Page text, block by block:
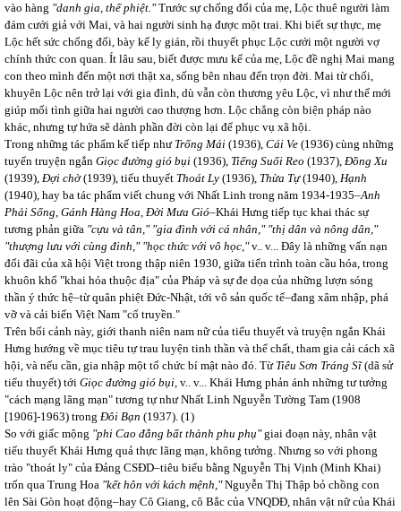
vào hàng "danh gia, thế phiệt."Trước sự chống đối của mẹ, Lộc thuê người làm
đám cưới giả với Mai, và hai người sinh hạ được một trai. Khi biết sự thực, mẹ
Lộc hết sức chống đối, bày kế ly gián, rồi thuyết phục Lộc cưới một người vợ
chính thức con quan. Ít lâu sau, biết được mưu kế của mẹ, Lộc đề nghị Mai mang
con theo mình đến một nơi thật xa, sống bên nhau đến trọn đời. Mai từ chối,
khuyên Lộc nên trở lại với gia đình, dù vẫn còn thương yêu Lộc, vì như thế mới
giúp mối tình giữa hai người cao thượng hơn. Lộc chẳng còn biện pháp nào
khác, nhưng tự hứa sẽ dành phần đời còn lại để phục vụ xã hội.
Trong những tác phẩm kế tiếp như Trống Mái (1936), Cái Ve (1936) cùng những
tuyển truyện ngắn Giọc đường gió bụi (1936), Tiếng Suối Reo (1937), Đồng Xu
(1939), Đợi chờ(1939), tiểu thuyết Thoát Ly (1936), Thừa Tự(1940), Hạnh
(1940), hay ba tác phẩm viết chung với Nhất Linh trong năm 1934-1935–Anh
Phải Sống, Gánh Hàng Hoa, Đời Mưa Gió–Khái Hưng tiếp tục khai thác sự
tương phản giữa "cựu và tân," "gia đình với cá nhân," "thị dân và nông dân,"
"thượng lưu với cùng đinh," "học thức với vô học,"v.. v... Đây là những vấn nạn
đối đãi của xã hội Việt trong thập niên 1930, giữa tiến trình toàn cầu hóa, trong
khuôn khổ "khai hóa thuộc địa" của Pháp và sự đe dọa của những lượn sóng
thần ý thức hệ–từ quân phiệt Đức-Nhật, tới vô sản quốc tế–đang xâm nhập, phá
vỡ và cải biến Việt Nam "cổ truyền."
Trên bối cảnh này, giới thanh niên nam nữ của tiểu thuyết và truyện ngắn Khái
Hưng hướng về mục tiêu tự trau luyện tinh thần và thể chất, tham gia cải cách xã
hội, và nếu cần, gia nhập một tổ chức bí mật nào đó. Từ Tiêu Sơn Tráng Sĩ(dã sử
tiểu thuyết) tới Giọc đường gió bụi, v.. v... Khái Hưng phản ánh những tư tưởng
"cách mạng lãng mạn" tương tự như Nhất Linh Nguyễn Tường Tam (1908
[1906]-1963) trong Đôi Bạn (1937). (1)
So với giấc mộng "phi Cao đẳng bất thành phu phụ"giai đoạn này, nhân vật
tiểu thuyết Khái Hưng quả thực lãng mạn, không tưởng. Nhưng so với phong
trào "thoát ly" của Đảng CSĐD–tiêu biểu bằng Nguyễn Thị Vịnh (Minh Khai)
trốn qua Trung Hoa "kết hôn với kách mệnh,"Nguyễn Thị Thập bỏ chồng con
lên Sài Gòn hoạt động–hay Cô Giang, cô Bắc của VNQDĐ, nhân vật nữ của Khái